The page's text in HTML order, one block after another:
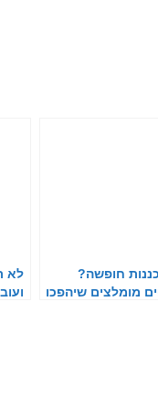
חופשה?
מומלצים שיהפכו
לא